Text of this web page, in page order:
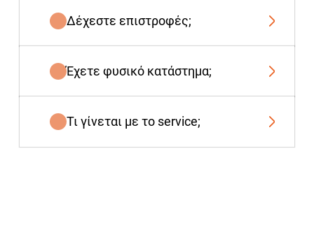
Δέχεστε επιστροφές;
Έχετε φυσικό κατάστημα;
Τι γίνεται με το service;